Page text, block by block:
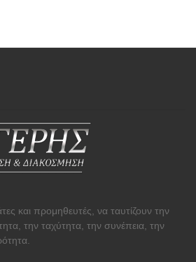
και προμηθευτές, να ταυτίζουν την
την ταχύτητα, την συνέπεια, την